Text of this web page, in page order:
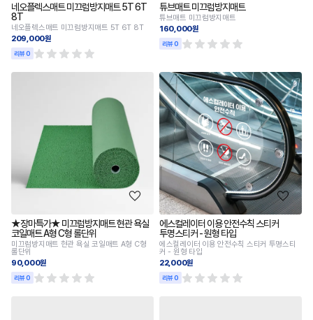
네오플렉스매트 미끄럼방지매트 5T 6T
8T
네오플렉스매트 미끄럼방지매트 5T 6T 8T
209,000원
리뷰 0
튜브매트 미끄럼방지매트
튜브매트 미끄럼방지매트
160,000원
리뷰 0
★장마특가★ 미끄럼방지매트 현관 욕실
코일매트 A형 C형 롤단위
미끄럼방지매트 현관 욕실 코일매트 A형 C형
롤단위
90,000원
리뷰 0
에스컬레이터 이용 안전수칙 스티커
투명스티커 - 원형 타입
에스컬레이터 이용 안전수칙 스티커 투명스티
커 - 원형 타입
22,000원
리뷰 0